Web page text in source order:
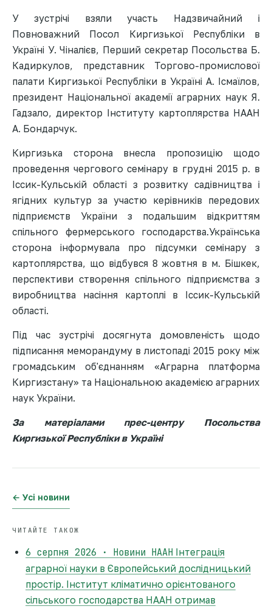
У зустрічі взяли участь Надзвичайний і
Повноважний Посол Киргизької Республіки в
Україні У. Чіналієв, Перший секретар Посольства Б.
Кадиркулов, представник Торгово-промислової
палати Киргизької Республіки в Україні А. Ісмаїлов,
президент Національної академії аграрних наук Я.
Гадзало, директор Інституту картоплярства НААН
А. Бондарчук.
Киргизька сторона внесла пропозицію щодо
проведення чергового семінару в грудні 2015 р. в
Іссик-Кульській області з розвитку садівництва і
ягідних культур за участю керівників передових
підприємств України з подальшим відкриттям
спільного фермерського господарства.Українська
сторона інформувала про підсумки семінару з
картоплярства, що відбувся 8 жовтня в м. Бішкек,
перспективи створення спільного підприємства з
виробництва насіння картоплі в Іссик-Кульській
області.
Під час зустрічі досягнута домовленість щодо
підписання меморандуму в листопаді 2015 року між
громадським об'єднанням «Аграрна платформа
Киргизстану» та Національною академією аграрних
наук України.
За матеріалами прес-центру Посольства
Киргизької Республіки в Україні
← Усі новини
ЧИТАЙТЕ ТАКОЖ
6 серпня 2026 · Новини НААН Інтеграція
аграрної науки в Європейський дослідницький
простір. Інститут кліматично орієнтованого
сільського господарства НААН отримав